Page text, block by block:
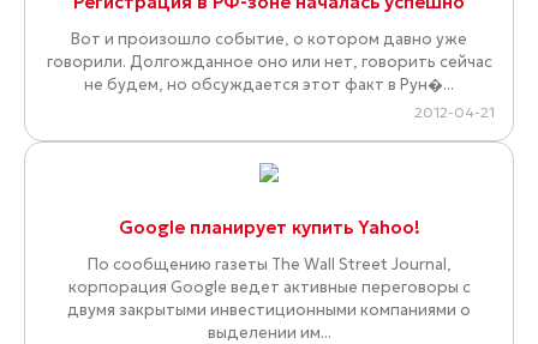
Вот и произошло событие, о котором давно уже
говорили. Долгожданное оно или нет, говорить сейчас
не будем, но обсуждается этот факт в Рун�...
2012-04-21
Google планирует купить Yahoo!
По сообщению газеты The Wall Street Journal,
корпорация Google ведет активные переговоры с
двумя закрытыми инвестиционными компаниями о
выделении им...